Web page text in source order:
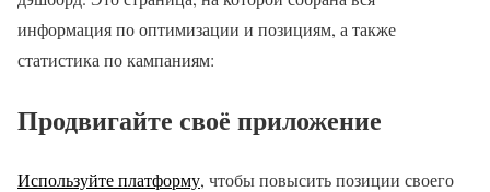
информация по оптимизации и позициям, а также
статистика по кампаниям:
Продвигайте своё приложение
Используйте платформу, чтобы повысить позиции своего